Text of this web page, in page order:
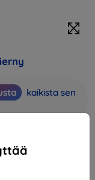
kaikista sen